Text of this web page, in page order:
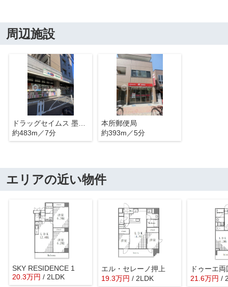
周辺施設
ドラッグセイムス 墨田横川店
約483m／7分
本所郵便局
約393m／5分
エリアの近い物件
SKY RESIDENCE 1
20.3万円 / 2LDK
エル・セレーノ押上
19.3万円 / 2LDK
ドゥーエ
21.6万円 /